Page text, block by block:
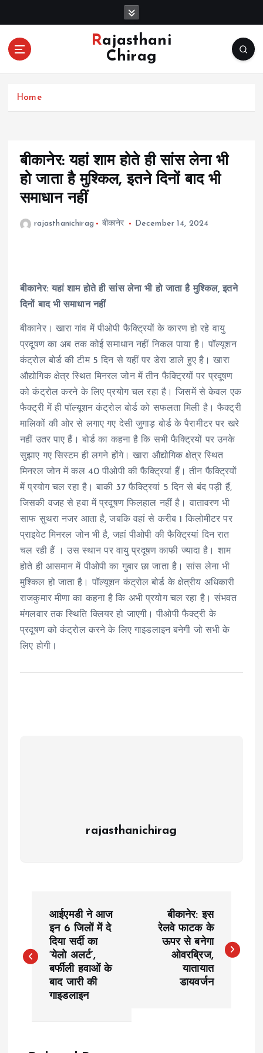
o
Rajasthani
Chirag
Home
बीकानेर: यहां शाम होते ही सांस लेना भी
हो जाता है मुश्किल, इतने दिनों बाद भी
समाधान नहीं
rajasthanichirag बीकानेर December 14, 2024
बीकानेर: यहां शाम होते ही सांस लेना भी हो जाता है मुश्किल, इतने
दिनों बाद भी समाधान नहीं
बीकानेर। खारा गांव में पीओपी फैक्ट्रियों के कारण हो रहे वायु
प्रदूषण का अब तक कोई समाधान नहीं निकल पाया है। पॉल्यूशन
कंट्रोल बोर्ड की टीम 5 दिन से यहीं पर डेरा डाले हुए है। खारा
औद्योगिक क्षेत्र स्थित मिनरल जोन में तीन फैक्ट्रियों पर प्रदूषण
को कंट्रोल करने के लिए प्रयोग चल रहा है। जिसमें से केवल एक
फैक्ट्री में ही पॉल्यूशन कंट्रोल बोर्ड को सफलता मिली है। फैक्ट्री
मालिकों की ओर से लगाए गए देसी जुगाड़ बोर्ड के पैरामीटर पर खरे
नहीं उतर पाए हैं। बोर्ड का कहना है कि सभी फैक्ट्रियों पर उनके
सुझाए गए सिस्टम ही लगने होंगे। खारा औद्योगिक क्षेत्र स्थित
मिनरल जोन में कल 40 पीओपी की फैक्ट्रियां हैं। तीन फैक्ट्रियों
में प्रयोग चल रहा है। बाकी 37 फैक्ट्रियां 5 दिन से बंद पड़ी हैं,
जिसकी वजह से हवा में प्रदूषण फिलहाल नहीं है। वातावरण भी
साफ सुथरा नजर आता है, जबकि वहां से करीब 1 किलोमीटर पर
प्राइवेट मिनरल जोन भी है, जहां पीओपी की फैक्ट्रियां दिन रात
चल रही हैं । उस स्थान पर वायु प्रदूषण काफी ज्यादा है। शाम
होते ही आसमान में पीओपी का गुबार छा जाता है। सांस लेना भी
मुश्किल हो जाता है। पॉल्यूशन कंट्रोल बोर्ड के क्षेत्रीय अधिकारी
राजकुमार मीणा का कहना है कि अभी प्रयोग चल रहा है। संभवत
मंगलवार तक स्थिति क्लियर हो जाएगी। पीओपी फैक्ट्री के
प्रदूषण को कंट्रोल करने के लिए गाइडलाइन बनेगी जो सभी के
लिए होगी।
rajasthanichirag
s
आईएमडी ने आज
इन 6 जिलों में दे
दिया सर्दी का
‘येलो अलर्ट’,
बर्फीली हवाओं के
बाद जारी की
गाइडलाइन
बीकानेर: इस
रेलवे फाटक के
ऊपर से बनेगा
ओवरब्रिज,
यातायात
डायवर्जन